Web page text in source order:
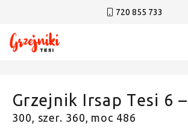
720 855 733
Grzejnik Irsap Tesi 6
300, szer. 360, moc 486